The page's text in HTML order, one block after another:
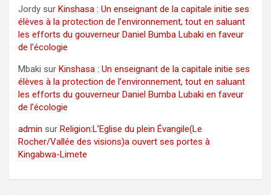
Jordy sur Kinshasa : Un enseignant de la capitale initie ses
élèves à la protection de l’environnement, tout en saluant
les efforts du gouverneur Daniel Bumba Lubaki en faveur
de l’écologie
Mbaki sur Kinshasa : Un enseignant de la capitale initie ses
élèves à la protection de l’environnement, tout en saluant
les efforts du gouverneur Daniel Bumba Lubaki en faveur
de l’écologie
admin sur Religion:L’Eglise du plein Évangile(Le
Rocher/Vallée des visions)a ouvert ses portes à
Kingabwa-Limete